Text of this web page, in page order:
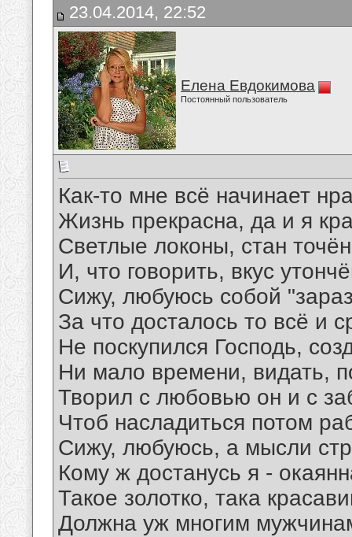
23.04.2014, 22:52
Елена Евдокимова
Постоянный пользователь
Как-то мне всё начинает
Жизнь прекрасна, да и я
Светлые локоны, стан
И, что говорить, вкус
Сижу, любуюсь собой
За что досталось то всё и
Не поскупился Господь,
Ни мало времени, видать,
Творил с любовью он и с
Чтоб насладиться потом
Сижу, любуюсь, а мысли
Кому ж достанусь я -
Такое золотко, така
Должна уж многим